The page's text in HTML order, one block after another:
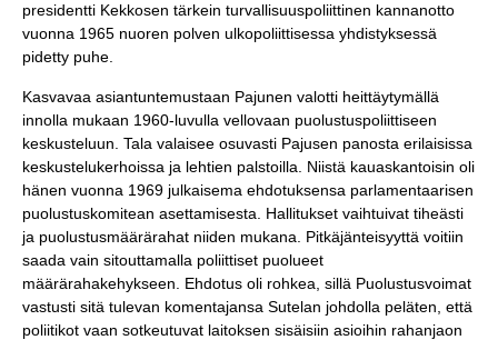
presidentti Kekkosen tärkein turvallisuuspoliittinen kannanotto
vuonna 1965 nuoren polven ulkopoliittisessa yhdistyksessä
pidetty puhe.
Kasvavaa asiantuntemustaan Pajunen valotti heittäytymällä
innolla mukaan 1960-luvulla vellovaan puolustuspoliittiseen
keskusteluun. Tala valaisee osuvasti Pajusen panosta erilaisissa
keskustelukerhoissa ja lehtien palstoilla. Niistä kauaskantoisin oli
hänen vuonna 1969 julkaisema ehdotuksensa parlamentaarisen
puolustuskomitean asettamisesta. Hallitukset vaihtuivat tiheästi
ja puolustusmäärärahat niiden mukana. Pitkäjänteisyyttä voitiin
saada vain sitouttamalla poliittiset puolueet
määrärahakehykseen. Ehdotus oli rohkea, sillä Puolustusvoimat
vastusti sitä tulevan komentajansa Sutelan johdolla peläten, että
poliitikot vaan sotkeutuvat laitoksen sisäisiin asioihin rahanjaon